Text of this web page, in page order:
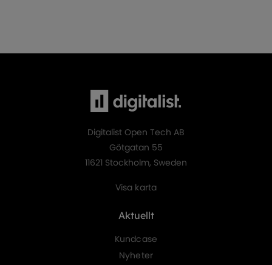
Digitalist Open Tech AB
Götgatan 55
11621 Stockholm, Sweden
Visa karta
Aktuellt
Kundcase
Nyheter